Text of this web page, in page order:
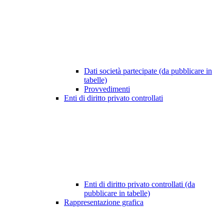
Dati società partecipate (da pubblicare in
tabelle)
Provvedimenti
Enti di diritto privato controllati
Enti di diritto privato controllati (da
pubblicare in tabelle)
Rappresentazione grafica